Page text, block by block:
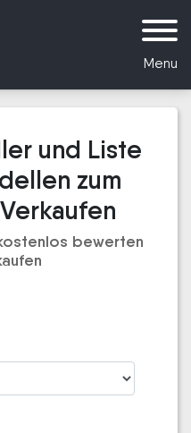
Menu
und Liste
zum
bewerten